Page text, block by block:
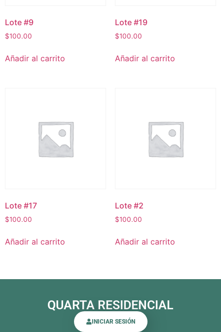
Lote #9
$100.00
Añadir al carrito
Lote #19
$100.00
Añadir al carrito
Lote #17
$100.00
Añadir al carrito
Lote #2
$100.00
Añadir al carrito
QUARTA RESIDENCIAL
INICIAR SESIÓN